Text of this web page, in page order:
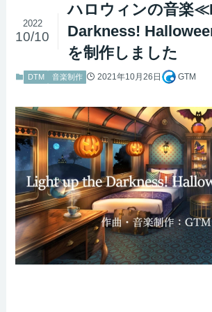
ハロウィンの音楽
Darkness!
を制作しました
2022
10/10
DTM 音楽制作 2021年10月26日 GTM